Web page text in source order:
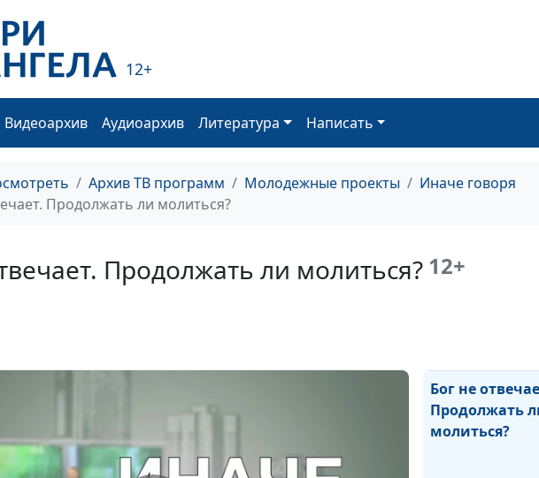
12+
Видеоархив Аудиоархив Литература Написать
Архив ТВ программ Молодежные проекты
Иначе говоря
Продолжать ли молиться?
Продолжать ли молиться? 12+
Лицемерие —
Вера и религия
Бог не
Продолжать
молиться?